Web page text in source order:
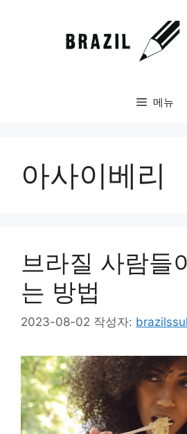
메뉴
아사이베리
브라질 사람들
는 방법
2023-08-02 작성자: